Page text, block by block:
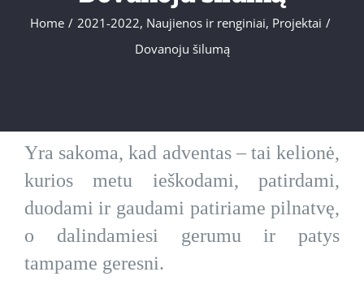
Home / 2021-2022, Naujienos ir renginiai, Projektai /
Dovanoju šilumą
Yra sakoma, kad adventas – tai kelionė,
kurios metu ieškodami, patirdami,
duodami ir gaudami patiriame pilnatvę,
o dalindamiesi gerumu ir patys
tampame geresni.